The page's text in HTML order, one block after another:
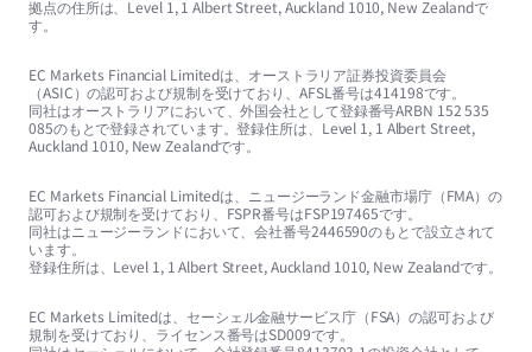
拠点の住所は、Level 1, 1 Albert Street, Auckland 1010, New Zealandで
す。
EC Markets Financial Limitedは、オーストラリア証券投資委員会
（ASIC）の認可および規制を受けており、AFSL番号は414198です。
同社はオーストラリアにおいて、外国会社として登録番号ARBN 152 535
085のもとで登録されています。登録住所は、Level 1, 1 Albert Street,
Auckland 1010, New Zealandです。
EC Markets Financial Limitedは、ニュージーランド金融市場庁（FMA）の
認可および規制を受けており、FSPR番号はFSP197465です。
同社はニュージーランドにおいて、会社番号2446590のもとで設立されて
います。
登録住所は、Level 1, 1 Albert Street, Auckland 1010, New Zealandです。
EC Markets Limitedは、セーシェル金融サービス庁（FSA）の認可および
規制を受けており、ライセンス番号はSD009です。